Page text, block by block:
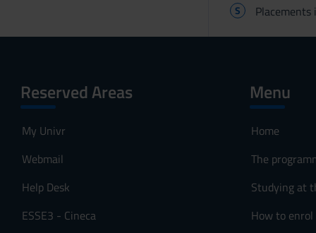
S
Reserved Areas
My Univr
Webmail
Help Desk
ESSE3 - Cineca
Menu
Home
The
Studying at
How to enrol